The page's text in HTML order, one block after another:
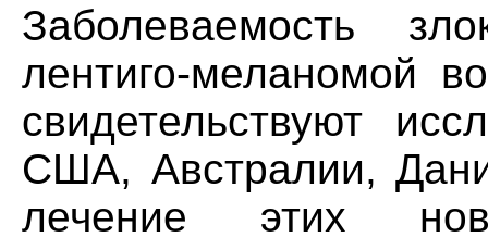
Заболеваемость
лентиго-меланомой
свидетельствуют
США, Австралии,
лечение этих